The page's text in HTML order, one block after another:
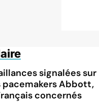
signalées sur
pacemakers Abbott,
concernés